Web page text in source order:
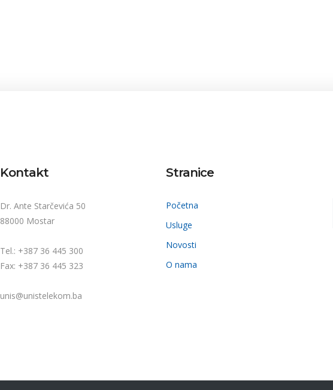
Kontakt
Dr. Ante Starčevića 50
88000 Mostar
Tel.: +387 36 445 300
Fax: +387 36 445 323
unis@unistelekom.ba
Stranice
Početna
Usluge
Novosti
O nama